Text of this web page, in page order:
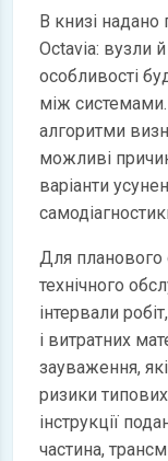
В книзі надано
Octavia: вузли й
особливості
між
алгоритми
можливі
варіанти
Для планового
технічного
інтервали
і витратних
зауваження,
ризики
інструкції
частина,